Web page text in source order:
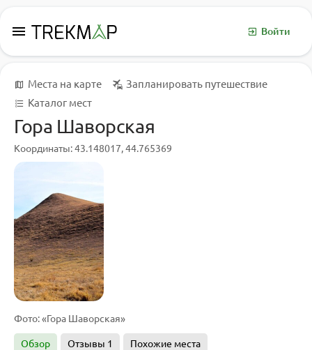
menu Войти
Места на карте
Запланировать путешествие
Каталог мест
Гора Шаворская
Координаты: 43.148017, 44.765369
Фото: «Гора Шаворская»
Обзор Отзывы 1 Похожие места